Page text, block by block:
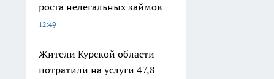
роста нелегальных займов
12:49
Жители Курской области
потратили на услуги 47,8